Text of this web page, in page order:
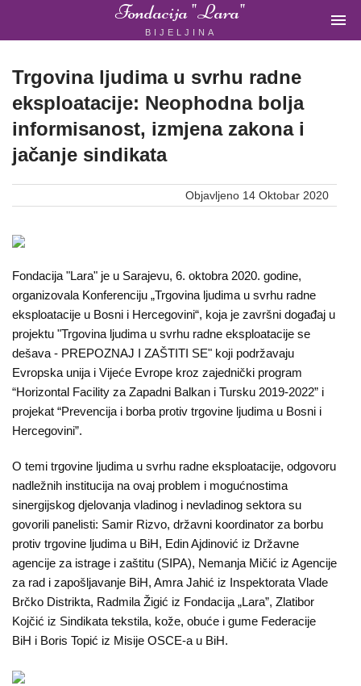
Fondacija "Lara"
BIJELJINA

ORGANIZACIJA
BIH
Fondacija
"Lara"
Početna
O
nama
Aktuelnosti
Mir
sa
ženskim
licem
Sigurna
kuća
Pravna
pomoć
Antitrafiking
Trgovina ljudima u svrhu radne
eksploatacije: Neophodna bolja
informisanost, izmjena zakona i
jačanje sindikata
Objavljeno 14 Oktobar 2020
Fondacija "Lara" je u Sarajevu, 6. oktobra 2020. godine,
organizovala Konferenciju „Trgovina ljudima u svrhu radne
eksploatacije u Bosni i Hercegovini“, koja je završni događaj u
projektu "Trgovina ljudima u svrhu radne eksploatacije se
dešava - PREPOZNAJ I ZAŠTITI SE" koji podržavaju
Evropska unija i Vijeće Evrope kroz zajednički program
“Horizontal Facility za Zapadni Balkan i Tursku 2019-2022” i
projekat “Prevencija i borba protiv trgovine ljudima u Bosni i
Hercegovini”.
O temi trgovine ljudima u svrhu radne eksploatacije, odgovoru
nadležnih institucija na ovaj problem i mogućnostima
sinergijskog djelovanja vladinog i nevladinog sektora su
govorili panelisti: Samir Rizvo, državni koordinator za borbu
protiv trgovine ljudima u BiH, Edin Ajdinović iz Državne
agencije za istrage i zaštitu (SIPA), Nemanja Mičić iz Agencije
za rad i zapošljavanje BiH, Amra Jahić iz Inspektorata Vlade
Brčko Distrikta, Radmila Žigić iz Fondacija „Lara”, Zlatibor
Kojčić iz Sindikata tekstila, kože, obuće i gume Federacije
BiH i Boris Topić iz Misije OSCE-a u BiH.